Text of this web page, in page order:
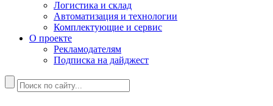
Логистика и склад
Автоматизация и технологии
Комплектующие и сервис
О проекте
Рекламодателям
Подписка на дайджест